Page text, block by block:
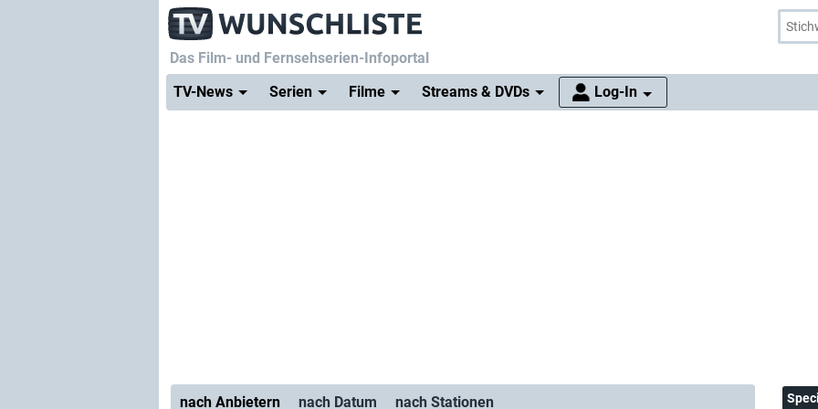
Das Film- und Fernsehserien-Infoportal
TV-News
Serien Filme Streams & DVDs Log-In
nach Anbietern nach Datum nach Stationen